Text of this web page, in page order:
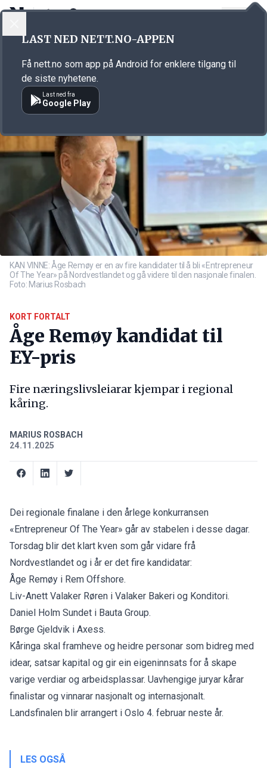
Annonsørinnhold
KAN VINNE: Åge Remøy er en av fire kandidater til å bli «Entrepreneur
Of The Year» på Nordvestlandet og gå videre til den nasjonale finalen.
Foto: Marius Rosbach
KORT FORTALT
Åge Remøy kandidat til
EY-pris
Fire næringslivsleiarar kjempar i regional
kåring.
MARIUS ROSBACH
24.11.2025
Dei regionale finalane i den årlege konkurransen
«Entrepreneur Of The Year» går av stabelen i desse dagar.
Torsdag blir det klart kven som går vidare frå
Nordvestlandet og i år er det fire kandidatar:
Åge Remøy i Rem Offshore.
Liv-Anett Valaker Røren i Valaker Bakeri og Konditori.
Daniel Holm Sundet i Bauta Group.
Børge Gjeldvik i Axess.
Kåringa skal framheve og heidre personar som bidreg med
idear, satsar kapital og gir ein eigeninnsats for å skape
varige verdiar og arbeidsplassar. Uavhengige juryar kårar
finalistar og vinnarar nasjonalt og internasjonalt.
Landsfinalen blir arrangert i Oslo 4. februar neste år.
LES OGSÅ
LAST NED NETT.NO-APPEN
Få nett.no som app på Android for enklere tilgang til
de siste nyhetene.
Last ned fra
Google Play